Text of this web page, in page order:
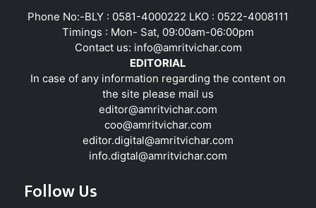
Phone No:-BLY : 0581-4000222 LKO : 0522-4008111
Timings : Mon- Sat, 09:00am-06:00pm
Contact us: info@amritvichar.com
EDITORIAL
In case of any information regarding the content on
the site please mail us
editor@amritvichar.com
coo@amritvichar.com
editor.digital@amritvichar.com
info.digtal@amritvichar.com
Follow Us